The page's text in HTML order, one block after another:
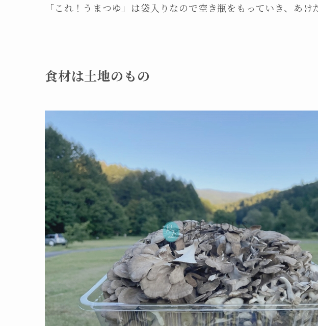
「これ！うまつゆ」は袋入りなので空き瓶をもっていき、あけ
食材は土地のもの